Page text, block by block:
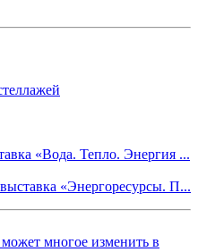
«Вода. Тепло. Энергия ...
«Энергоресурсы. П...
многое изменить в